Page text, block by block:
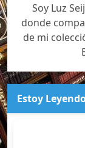
Soy Luz
donde
de mi
Estoy